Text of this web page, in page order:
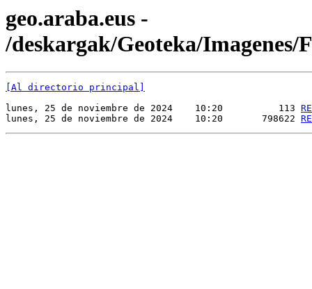
geo.araba.eus -
/deskargak/Geoteka/
[Al directorio principal]
lunes, 25 de noviembre de 2024    10:20          113
lunes, 25 de noviembre de 2024    10:20       798622